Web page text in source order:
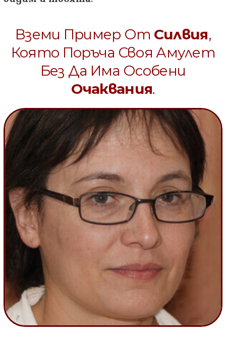
Вземи Пример От Силвия,
Която Поръча Своя Амулет
Без Да Има Особени
Очаквания.